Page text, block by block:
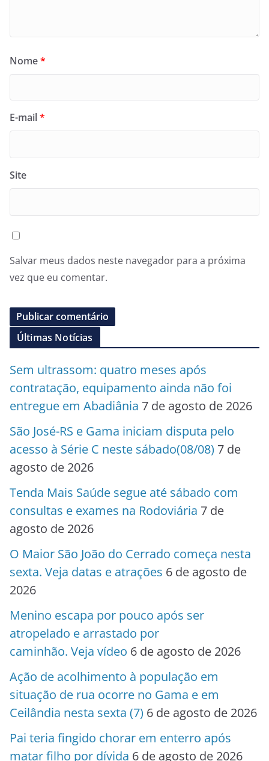
Nome*
E-mail*
Site
Salvar meus dados neste navegador para a próxima
vez que eu comentar.
Últimas Notícias
Sem ultrassom: quatro meses após
contratação, equipamento ainda não foi
entregue em Abadiânia 7 de agosto de 2026
São José-RS e Gama iniciam disputa pelo
acesso à Série C neste sábado(08/08) 7 de
agosto de 2026
Tenda Mais Saúde segue até sábado com
consultas e exames na Rodoviária 7 de
agosto de 2026
O Maior São João do Cerrado começa nesta
sexta. Veja datas e atrações 6 de agosto de
2026
Menino escapa por pouco após ser
atropelado e arrastado por
caminhão. Veja vídeo 6 de agosto de 2026
Ação de acolhimento à população em
situação de rua ocorre no Gama e em
Ceilândia nesta sexta (7) 6 de agosto de 2026
Pai teria fingido chorar em enterro após
matar filho por dívida 6 de agosto de 2026